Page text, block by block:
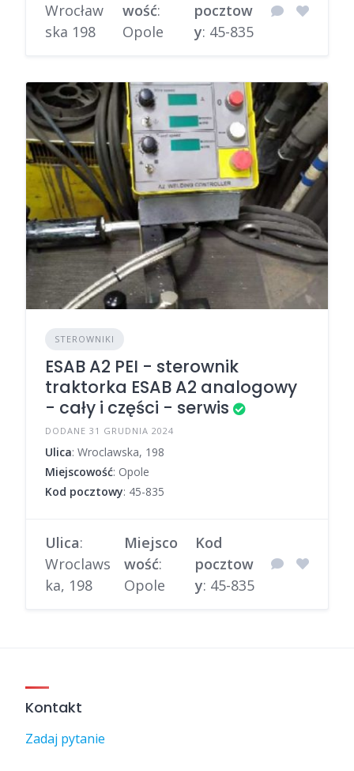
Wrocław
ska 198
wość:
Opole
pocztow
y: 45-835
STEROWNIKI
ESAB A2 PEI - sterownik
traktorka ESAB A2 analogowy
- cały i części - serwis
DODANE 31 GRUDNIA 2024
Ulica: Wroclawska, 198
Miejscowość: Opole
Kod pocztowy: 45-835
Ulica:
Wroclaws
ka, 198
Miejsco
wość:
Opole
Kod
pocztow
y: 45-835
Kontakt
Zadaj pytanie